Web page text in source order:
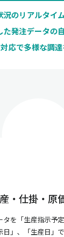
況のリアルタイ
た発注データの
応で多様な調
・仕掛・原
タを「生産指示予
日」、「生産日」